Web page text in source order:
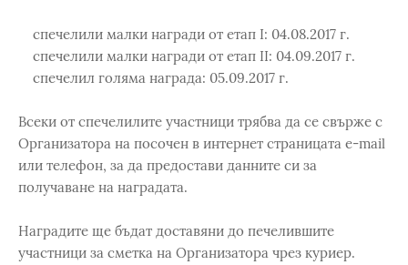
спечелили малки награди от етап I: 04.08.2017 г.
спечелили малки награди от етап II: 04.09.2017 г.
спечелил голяма награда: 05.09.2017 г.
Всеки от спечелилите участници трябва да се свърже с
Организатора на посочен в интернет страницата e-mail
или телефон, за да предостави данните си за
получаване на наградата.
Наградите ще бъдат доставяни до печелившите
участници за сметка на Организатора чрез куриер.